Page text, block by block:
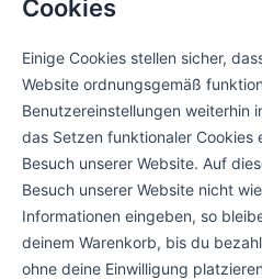
Cookies
Einige Cookies stellen sicher,
Website ordnungsgemäß
Benutzereinstellungen weiterhin
das Setzen funktionaler Cookies
Besuch unserer Website. Auf
Besuch unserer Website nicht
Informationen eingeben, so
deinem Warenkorb, bis du
ohne deine Einwilligung